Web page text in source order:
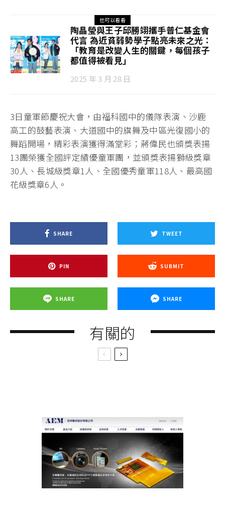
也可以看看
陶晶瑩與王子邱勝翊攜手普仁基金會
代言 為近貧弱勢學子點亮未來之光：
「教育是改變人生的關鍵，每個孩子
都值得被看見」
2025 年 3 月 28 日
3日童軍節慶祝大會，由福科國中的儀隊表演、沙鹿
高工的鼓藝表演、大道國中的旗舞及中區光復國小的
舞蹈開場，精彩表演獲得滿堂彩；蔣偉民也頒獎表揚
13團榮獲全國評定績優童軍團，並頒獎表揚獅級獎章
30人、長城級獎章1人、全國優秀童軍118人、最高國
花級獎章6人。
SHARE TWEET
PIN SUBMIT
SHARE SHARE
有關的